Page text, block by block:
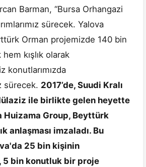
Barman, “Bursa Orhangazi
sürecek. Yalova
Orman projemizde 140 bin
hem kışlık olarak
konutlarımızda
sürecek. 2017’de, Suudi Kralı
ile birlikte gelen heyette
Huizama Group, Beyttürk
anlaşması imzaladı. Bu
25 bin kişinin
5 bin konutluk bir proje